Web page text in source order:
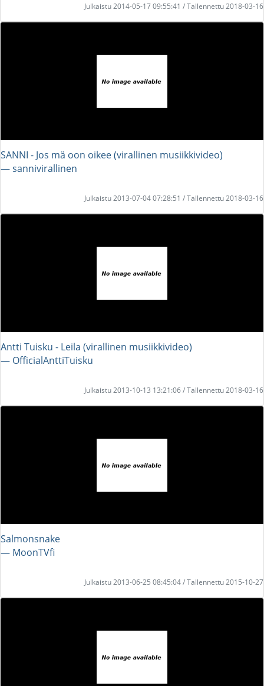
Julkaistu 2014-05-17 09:55:41 / Tallennettu 2018-03-16
SANNI - Jos mä oon oikee (virallinen musiikkivideo)
― sannivirallinen
Julkaistu 2013-07-04 07:28:51 / Tallennettu 2018-03-16
Antti Tuisku - Leila (virallinen musiikkivideo)
― OfficialAnttiTuisku
Julkaistu 2013-10-13 13:21:06 / Tallennettu 2018-03-16
Salmonsnake
― MoonTVfi
Julkaistu 2013-06-25 08:45:04 / Tallennettu 2015-10-27